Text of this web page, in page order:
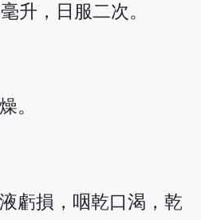
升，日服二次。
。
虧損，咽乾口渴，乾